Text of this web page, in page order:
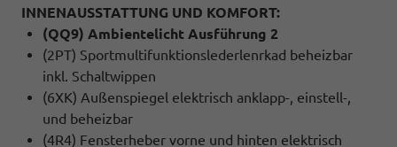
INNENAUSSTATTUNG UND KOMFORT:
(QQ9) Ambientelicht Ausführung 2
(2PT) Sportmultifunktionslederlenrkad beheizbar
inkl. Schaltwippen
(6XK) Außenspiegel elektrisch anklapp-, einstell-,
und beheizbar
(4R4) Fensterheber vorne und hinten elektrisch